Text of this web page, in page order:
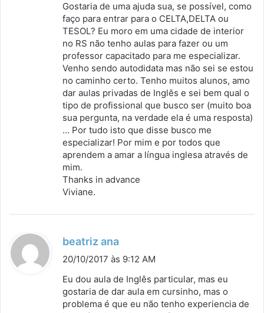
e
Gostaria de uma ajuda sua, se possível, como
faço para entrar para o CELTA,DELTA ou
TESOL? Eu moro em uma cidade de interior
no RS não tenho aulas para fazer ou um
professor capacitado para me especializar.
Venho sendo autodidata mas não sei se estou
no caminho certo. Tenho muitos alunos, amo
dar aulas privadas de Inglês e sei bem qual o
tipo de profissional que busco ser (muito boa
sua pergunta, na verdade ela é uma resposta)
… Por tudo isto que disse busco me
especializar! Por mim e por todos que
aprendem a amar a língua inglesa através de
mim.
Thanks in advance
Viviane.
beatriz ana
i
s
e
20/10/2017 às 9:12 AM
Eu dou aula de Inglês particular, mas eu
gostaria de dar aula em cursinho, mas o
problema é que eu não tenho experiencia de